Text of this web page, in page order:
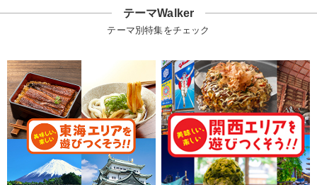
テーマWalker
テーマ別特集をチェック